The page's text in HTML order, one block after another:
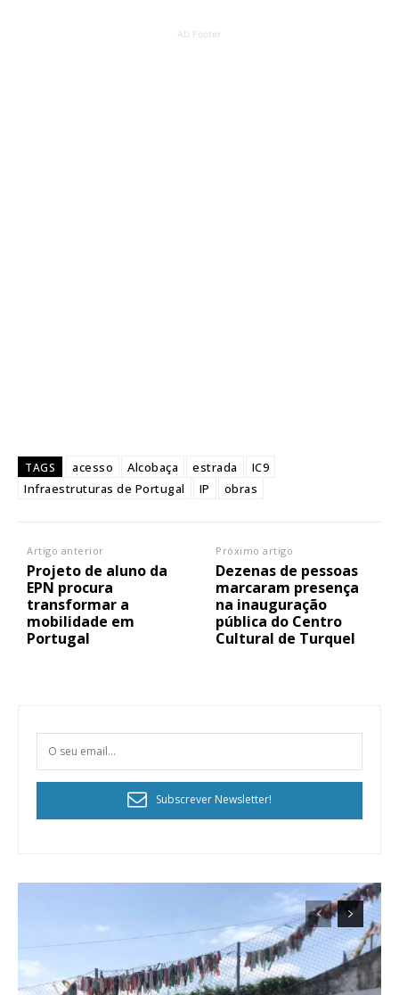
AD Footer
TAGS acesso Alcobaça estrada
IC9
Infraestruturas de Portugal
IP obras
Artigo anterior
Projeto de aluno da
EPN procura
transformar a
mobilidade em
Portugal
Próximo artigo
Dezenas de pessoas
marcaram presença
na inauguração
pública do Centro
Cultural de Turquel
Subscrever Newsletter!